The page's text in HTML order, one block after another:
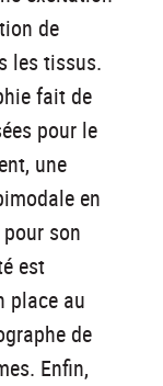
de
les tissus.
fait de
pour le
une
en
son
est
place au
de
Enfin,